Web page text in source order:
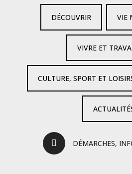
DÉCOUVRIR VIE
VIVRE ET
CULTURE, SPORT ET
DÉMARCHES,